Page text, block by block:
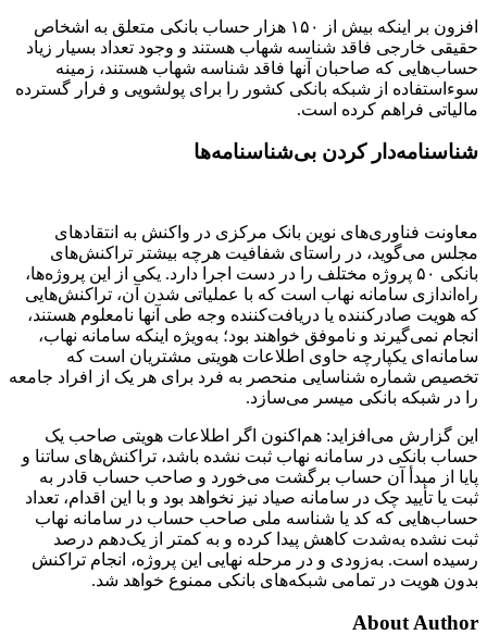
افزون بر اینکه بیش از ۱۵۰ هزار حساب بانکی متعلق به اشخاص
حقیقی خارجی فاقد شناسه شهاب هستند و وجود تعداد بسیار زیاد
حساب‌هایی که صاحبان آنها فاقد شناسه شهاب هستند، زمینه
سوءاستفاده از شبکه بانکی کشور را برای پولشویی و فرار گسترده
مالیاتی فراهم کرده است.
شناسنامه‌دار کردن بی‌شناسنامه‌ها
معاونت فناوری‌های نوین بانک مرکزی در واکنش به انتقادهای
مجلس می‌گوید، در راستای شفافیت هرچه بیشتر تراکنش‌های
بانکی ۵۰ پروژه مختلف را در دست اجرا دارد. یکی از این پروژه‌ها،
راه‌اندازی سامانه نهاب است که با عملیاتی شدن آن، تراکنش‌هایی
که هویت صادرکننده یا دریافت‌کننده وجه طی آنها نامعلوم هستند،
انجام نمی‌گیرند و ناموفق خواهند بود؛ به‌ویژه اینکه سامانه نهاب،
سامانه‌ای یکپارچه حاوی اطلاعات هویتی مشتریان است که
تخصیص شماره شناسایی منحصر به فرد برای هر یک از افراد جامعه
را در شبکه بانکی میسر می‌سازد.
این گزارش می‌افزاید: هم‌اکنون اگر اطلاعات هویتی صاحب یک
حساب بانکی در سامانه نهاب ثبت نشده باشد، تراکنش‌های ساتنا و
پایا از مبدأ آن حساب برگشت می‌خورد و صاحب حساب قادر به
ثبت یا تأیید چک در سامانه صیاد نیز نخواهد بود و با این اقدام، تعداد
حساب‌هایی که کد یا شناسه ملی صاحب حساب در سامانه نهاب
ثبت نشده به‌شدت کاهش پیدا کرده و به کمتر از یک‌دهم درصد
رسیده است. به‌زودی و در مرحله نهایی این پروژه، انجام تراکنش
بدون هویت در تمامی شبکه‌های بانکی ممنوع خواهد شد.
About Author